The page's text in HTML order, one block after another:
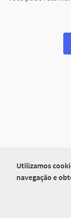
Utilizamos
navegação e